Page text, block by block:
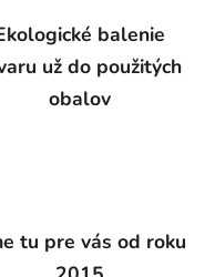
balenie
už do použitých
obalov
tu pre vás od roku